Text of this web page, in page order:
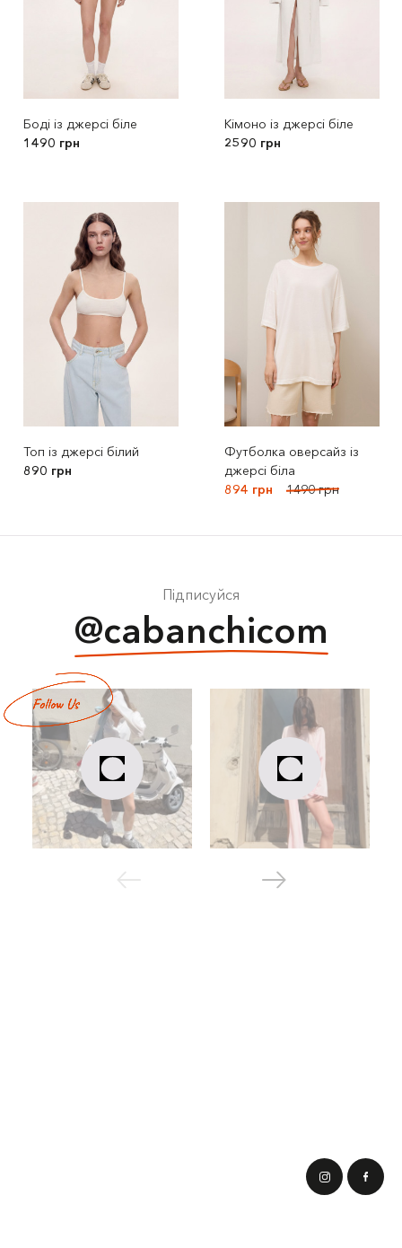
Боді із джерсі біле
1490 грн
Кімоно із джерсі біле
2590 грн
Топ із джерсі білий
890 грн
Футболка оверсайз із
джерсі біла
894 грн
1490 грн
Підписуйся
@cabanchicom